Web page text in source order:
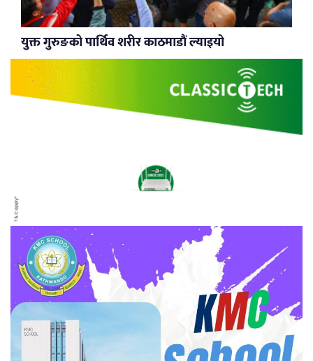
युक्त गुरुङको पार्थिव शरीर काठमाडौं ल्याइयो